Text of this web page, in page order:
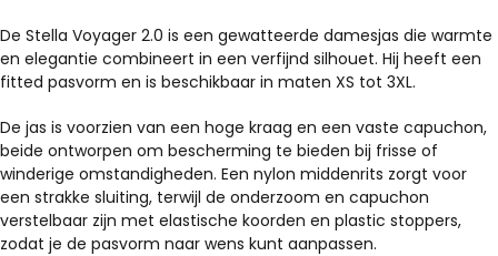
De Stella Voyager 2.0 is een gewatteerde damesjas die warmte
en elegantie combineert in een verfijnd silhouet. Hij heeft een
fitted pasvorm en is beschikbaar in maten XS tot 3XL.
De jas is voorzien van een hoge kraag en een vaste capuchon,
beide ontworpen om bescherming te bieden bij frisse of
winderige omstandigheden. Een nylon middenrits zorgt voor
een strakke sluiting, terwijl de onderzoom en capuchon
verstelbaar zijn met elastische koorden en plastic stoppers,
zodat je de pasvorm naar wens kunt aanpassen.